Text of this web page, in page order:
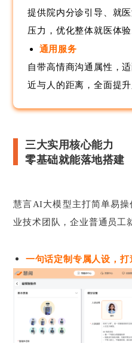
提供院内分诊引导、就
压力，优化整体就医体验
通用服务
自带高情商沟通属性，
近与人的距离，全面提升
三大实用核心能力
零基础就能落地搭建
慧言AI大模型主打简单易
业技术团队，企业普通员工
一句话定制专属人设，